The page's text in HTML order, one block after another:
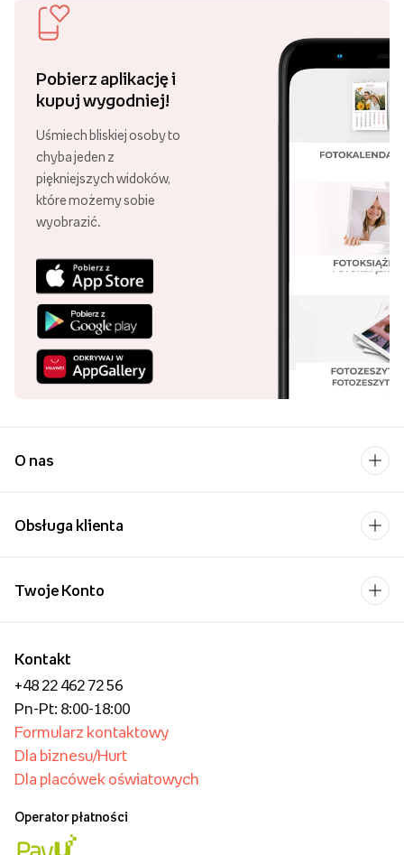
Pobierz aplikację i
kupuj wygodniej!
Uśmiech bliskiej osoby to
chyba jeden z
piękniejszych widoków,
które możemy sobie
wyobrazić.
O nas
Obsługa klienta
Kontakt
+48 22 462 72 56
Pn-Pt: 8:00-18:00
Formularz kontaktowy
Dla biznesu/Hurt
Dla placówek oświatowych
Operator płatności
Twoje Konto